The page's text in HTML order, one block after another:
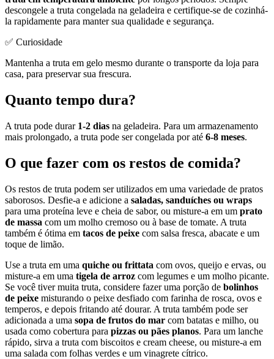
descongele a truta congelada na geladeira e certifique-se de cozinhá-
la rapidamente para manter sua qualidade e segurança.
✅ Curiosidade
Mantenha a truta em gelo mesmo durante o transporte da loja para
casa, para preservar sua frescura.
Quanto tempo dura?
A truta pode durar 1-2 dias na geladeira. Para um armazenamento
mais prolongado, a truta pode ser congelada por até 6-8 meses.
O que fazer com os restos de comida?
Os restos de truta podem ser utilizados em uma variedade de pratos
saborosos. Desfie-a e adicione a saladas, sanduíches ou wraps
para uma proteína leve e cheia de sabor, ou misture-a em um prato
de massa com um molho cremoso ou à base de tomate. A truta
também é ótima em tacos de peixe com salsa fresca, abacate e um
toque de limão.
Use a truta em uma quiche ou frittata com ovos, queijo e ervas, ou
misture-a em uma tigela de arroz com legumes e um molho picante.
Se você tiver muita truta, considere fazer uma porção de bolinhos
de peixe misturando o peixe desfiado com farinha de rosca, ovos e
temperos, e depois fritando até dourar. A truta também pode ser
adicionada a uma sopa de frutos do mar com batatas e milho, ou
usada como cobertura para pizzas ou pães planos. Para um lanche
rápido, sirva a truta com biscoitos e cream cheese, ou misture-a em
uma salada com folhas verdes e um vinagrete cítrico.